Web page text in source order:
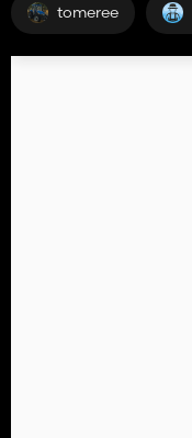
tomeree